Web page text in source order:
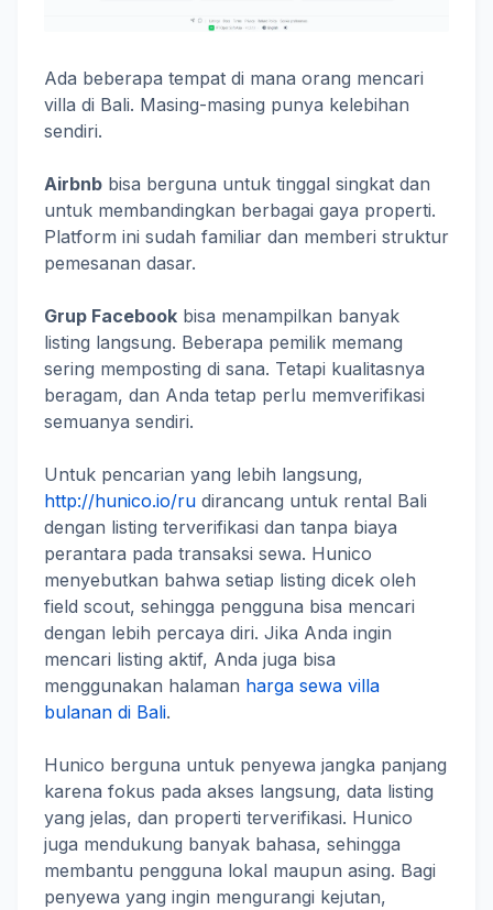
Ada beberapa tempat di mana orang mencari
villa di Bali. Masing-masing punya kelebihan
sendiri.
Airbnb bisa berguna untuk tinggal singkat dan
untuk membandingkan berbagai gaya properti.
Platform ini sudah familiar dan memberi struktur
pemesanan dasar.
Grup Facebook bisa menampilkan banyak
listing langsung. Beberapa pemilik memang
sering memposting di sana. Tetapi kualitasnya
beragam, dan Anda tetap perlu memverifikasi
semuanya sendiri.
Untuk pencarian yang lebih langsung,
http://hunico.io/ru dirancang untuk rental Bali
dengan listing terverifikasi dan tanpa biaya
perantara pada transaksi sewa. Hunico
menyebutkan bahwa setiap listing dicek oleh
field scout, sehingga pengguna bisa mencari
dengan lebih percaya diri. Jika Anda ingin
mencari listing aktif, Anda juga bisa
menggunakan halaman harga sewa villa
bulanan di Bali.
Hunico berguna untuk penyewa jangka panjang
karena fokus pada akses langsung, data listing
yang jelas, dan properti terverifikasi. Hunico
juga mendukung banyak bahasa, sehingga
membantu pengguna lokal maupun asing. Bagi
penyewa yang ingin mengurangi kejutan,